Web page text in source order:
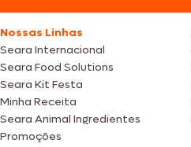
Nossas Linhas
Seara Internacional
Seara Food Solutions
Seara Kit Festa
Minha Receita
Seara Animal Ingredientes
Promoções